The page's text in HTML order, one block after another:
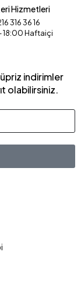
Hizmetleri
316 36 16
18:00 Haftaiçi
indirimler
olabilirsiniz.